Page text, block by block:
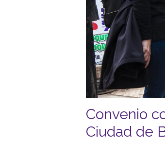
Convenio
Ciudad de